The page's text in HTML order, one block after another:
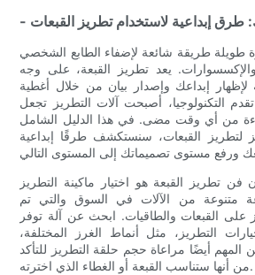
طرق إبداعية لاستخدام تطريز القبعات
طويلة طريقة شائعة لإضفاء الطابع الشخصي
يعد تطريز القبعة، على وجه
إبداعك وإصدار بيان من خلال أغطية
التكنولوجيا، أصبحت آلات التطريز تجعل
من أي وقت مضى. في هذا الدليل الشامل
لتطريز القبعات، سنستكشف طرقًا إبداعية
فن تطريز القبعة هو اختيار ماكينة التطريز
متنوعة من الآلات في السوق والتي تم
على القبعات والطاقيات. ابحث عن آلة توفر
التطريز، مثل أنماط الغرز المختلفة،
أيضًا مراعاة حجم حلقة التطريز للتأكد
من أنها ستناسب القبعة أو الغطاء الذي اخترته.